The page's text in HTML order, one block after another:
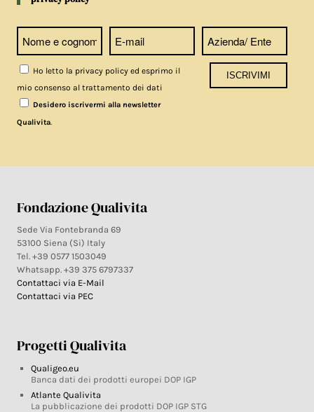
Ho letto la privacy policy ed esprimo il
mio consenso al trattamento dei dati
Desidero iscrivermi alla newsletter
Qualivita.
Fondazione Qualivita
Sede Via Fontebranda 69
53100 Siena (Si) Italy
Tel. +39 0577 1503049
Whatsapp. +39 375 6797337
Contattaci via E-Mail
Contattaci via PEC
Progetti Qualivita
Qualigeo.eu
Banca dati dei prodotti europei DOP IGP
Atlante Qualivita
La pubblicazione dei prodotti DOP IGP STG